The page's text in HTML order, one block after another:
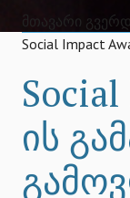
მთავარი
ის